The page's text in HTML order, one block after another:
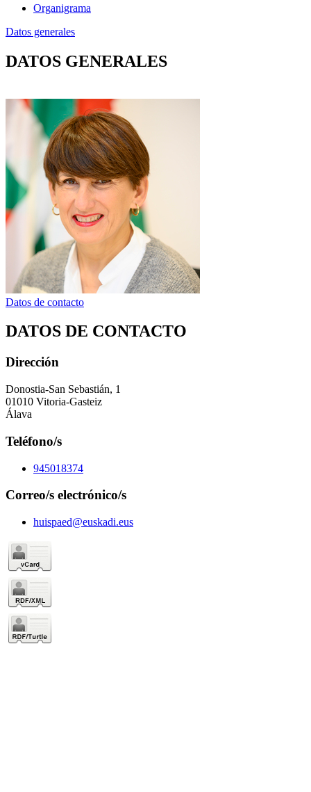
Organigrama
Datos generales
DATOS GENERALES
Datos de contacto
DATOS DE CONTACTO
Dirección
Donostia-San Sebastián, 1
01010 Vitoria-Gasteiz
Álava
Teléfono/s
945018374
Correo/s electrónico/s
huispaed@euskadi.eus